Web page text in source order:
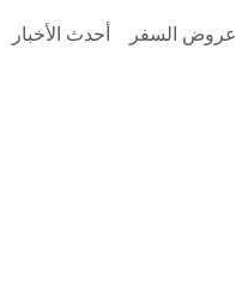
عروض السفر أحدث الأخبار